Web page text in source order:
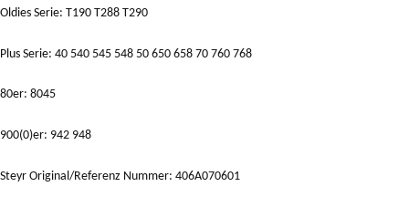
Oldies Serie: T190 T288 T290
Plus Serie: 40 540 545 548 50 650 658 70 760 768
80er: 8045
900(0)er: 942 948
Steyr Original/Referenz Nummer: 406A070601